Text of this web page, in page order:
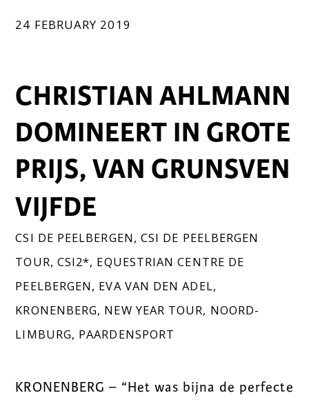
24 FEBRUARY 2019
CHRISTIAN AHLMANN
DOMINEERT IN GROTE
PRIJS, VAN GRUNSVEN
VIJFDE
CSI DE PEELBERGEN, CSI DE PEELBERGEN
TOUR, CSI2*, EQUESTRIAN CENTRE DE
PEELBERGEN, EVA VAN DEN ADEL,
KRONENBERG, NEW YEAR TOUR, NOORD-
LIMBURG, PAARDENSPORT
KRONENBERG – “Het was bijna de perfecte